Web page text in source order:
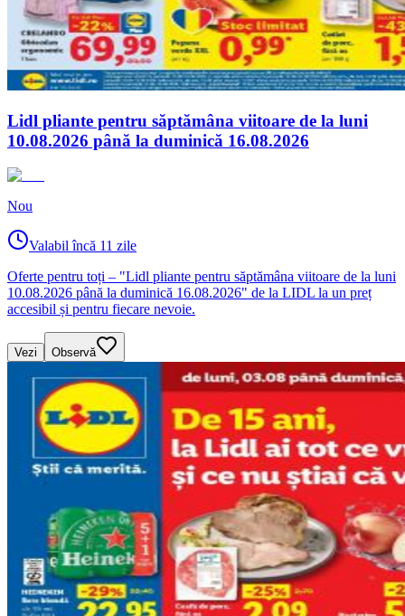
Lidl pliante pentru săptămâna viitoare de la luni
10.08.2026 până la duminică 16.08.2026
Nou
Valabil încă 11 zile
Oferte pentru toți – "Lidl pliante pentru săptămâna viitoare de la luni
10.08.2026 până la duminică 16.08.2026" de la LIDL la un preț
accesibil și pentru fiecare nevoie.
Vezi Observă